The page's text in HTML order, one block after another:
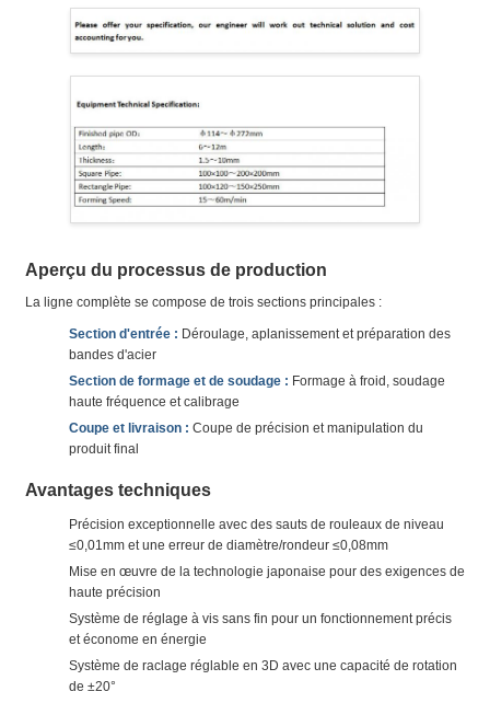
Aperçu du processus de production
La ligne complète se compose de trois sections principales :
Section d'entrée : Déroulage, aplanissement et préparation des
bandes d'acier
Section de formage et de soudage : Formage à froid, soudage
haute fréquence et calibrage
Coupe et livraison : Coupe de précision et manipulation du
produit final
Avantages techniques
Précision exceptionnelle avec des sauts de rouleaux de niveau
≤0,01mm et une erreur de diamètre/rondeur ≤0,08mm
Mise en œuvre de la technologie japonaise pour des exigences de
haute précision
Système de réglage à vis sans fin pour un fonctionnement précis
et économe en énergie
Système de raclage réglable en 3D avec une capacité de rotation
de ±20°